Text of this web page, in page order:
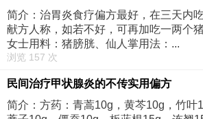
简介：治胃炎食疗偏方最好，在三天内
献方人称，如若不好，可再加吃一两个
女士用料：猪膀胱、仙人掌用法：...
浏览 157 次
民间治疗甲状腺炎的不传实用偏方
简介：方药：青蒿10g，黄芩10g，竹叶